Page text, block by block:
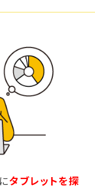
タブレットを探